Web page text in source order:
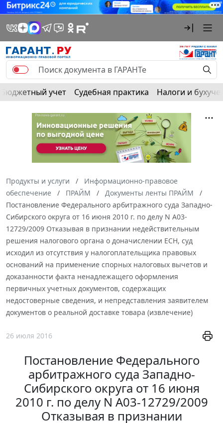
Бюджетный учет Судебная практика Налоги и
Продукты и услуги
Информационно-правовое
обеспечение
ПРАЙМ
Документы ленты ПРАЙМ
Постановление Федерального арбитражного суда Западно-
Сибирского округа от 16 июня 2010 г. по делу N А03-
12729/2009 Отказывая в признании недействительным
решения налогового органа о доначислении ЕСН, суд
исходил из отсутствия у налогоплательщика правовых
оснований на применение спорных налоговых вычетов и
доказанности факта ненадлежащего оформления
первичных учетных документов, содержащих
недостоверные сведения, и непредставления заявителем
документов о реальной доставке товара (извлечение)
26 июля 2016
Постановление Федерального
арбитражного суда Западно-
Сибирского округа от 16 июня
2010 г. по делу N А03-12729/2009
Отказывая в признании